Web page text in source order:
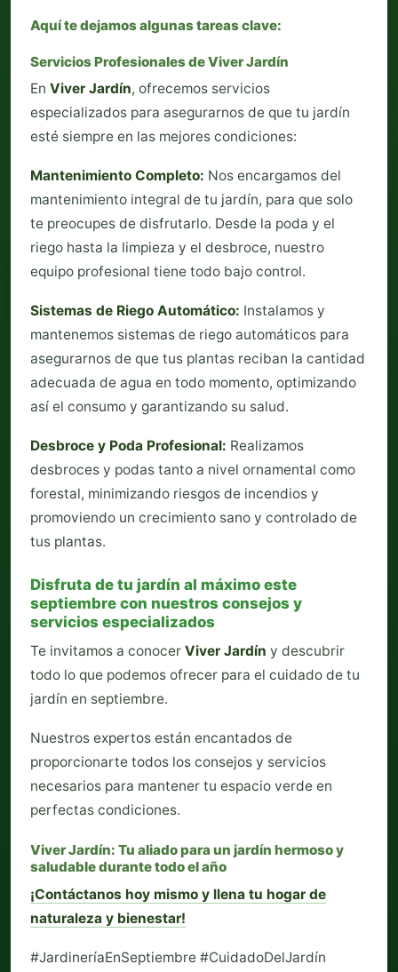
Aquí te dejamos algunas tareas clave:
Servicios Profesionales de Viver Jardín
En Viver Jardín, ofrecemos servicios
especializados para asegurarnos de que tu jardín
esté siempre en las mejores condiciones:
Mantenimiento Completo: Nos encargamos del
mantenimiento integral de tu jardín, para que solo
te preocupes de disfrutarlo. Desde la poda y el
riego hasta la limpieza y el desbroce, nuestro
equipo profesional tiene todo bajo control.
Sistemas de Riego Automático: Instalamos y
mantenemos sistemas de riego automáticos para
asegurarnos de que tus plantas reciban la cantidad
adecuada de agua en todo momento, optimizando
así el consumo y garantizando su salud.
Desbroce y Poda Profesional: Realizamos
desbroces y podas tanto a nivel ornamental como
forestal, minimizando riesgos de incendios y
promoviendo un crecimiento sano y controlado de
tus plantas.
Disfruta de tu jardín al máximo este
septiembre con nuestros consejos y
servicios especializados
Te invitamos a conocer Viver Jardín y descubrir
todo lo que podemos ofrecer para el cuidado de tu
jardín en septiembre.
Nuestros expertos están encantados de
proporcionarte todos los consejos y servicios
necesarios para mantener tu espacio verde en
perfectas condiciones.
Viver Jardín: Tu aliado para un jardín hermoso y
saludable durante todo el año
¡Contáctanos hoy mismo y llena tu hogar de
naturaleza y bienestar!
#JardineríaEnSeptiembre #CuidadoDelJardín